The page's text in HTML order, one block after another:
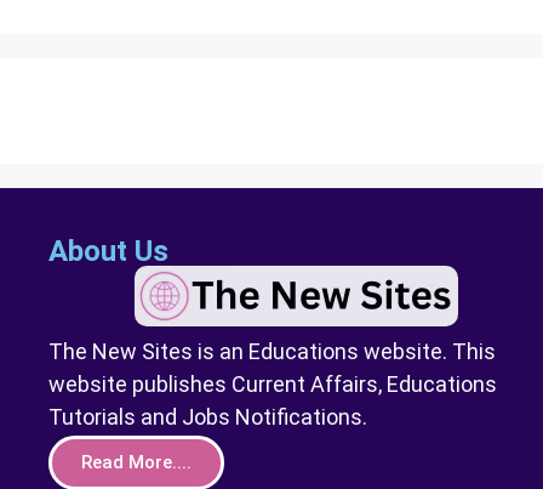
About Us
The New Sites is an Educations website. This
website publishes Current Affairs, Educations
Tutorials and Jobs Notifications.
Read More....